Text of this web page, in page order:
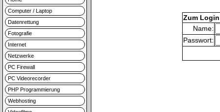
Computer / Laptop
Datenrettung
Fotografie
Internet
Netzwerke
PC Firewall
PC Videorecorder
PHP Programmierung
Webhosting
Zum
Name:
Passwort: